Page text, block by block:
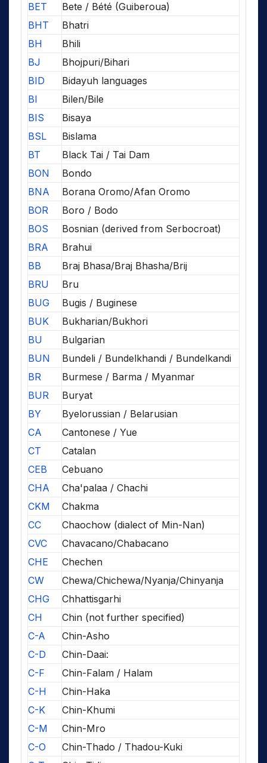
BET
Bete / Bété (Guiberoua)
BHT
Bhatri
BH
Bhili
BJ
Bhojpuri/Bihari
BID
Bidayuh languages
BI
Bilen/Bile
BIS
Bisaya
BSL
Bislama
BT
Black Tai / Tai Dam
BON
Bondo
BNA
Borana Oromo/Afan Oromo
BOR
Boro / Bodo
BOS
Bosnian (derived from Serbocroat)
BRA
Brahui
BB
Braj Bhasa/Braj Bhasha/Brij
BRU
Bru
BUG
Bugis / Buginese
BUK
Bukharian/Bukhori
BU
Bulgarian
BUN
Bundeli / Bundelkhandi / Bundelkandi
BR
Burmese / Barma / Myanmar
BUR
Buryat
BY
Byelorussian / Belarusian
CA
Cantonese / Yue
CT
Catalan
CEB
Cebuano
CHA
Cha'palaa / Chachi
CKM
Chakma
CC
Chaochow (dialect of Min-Nan)
CVC
Chavacano/Chabacano
CHE
Chechen
CW
Chewa/Chichewa/Nyanja/Chinyanja
CHG
Chhattisgarhi
CH
Chin (not further specified)
C-A
Chin-Asho
C-D
Chin-Daai:
C-F
Chin-Falam / Halam
C-H
Chin-Haka
C-K
Chin-Khumi
C-M
Chin-Mro
C-O
Chin-Thado / Thadou-Kuki